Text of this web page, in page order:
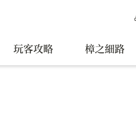
玩客攻略 樟之細路